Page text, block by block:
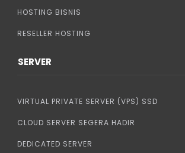
HOSTING BISNIS
RESELLER HOSTING
SERVER
VIRTUAL PRIVATE SERVER (VPS) SSD
CLOUD SERVER SEGERA HADIR
DEDICATED SERVER